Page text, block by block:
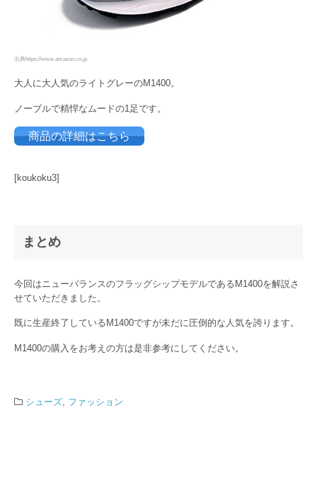
出典https://www.amazon.co.jp
大人に大人気のライトグレーのM1400。
ノーブルで精悍なムードの1足です。
商品の詳細はこちら
[koukoku3]
まとめ
今回はニューバランスのフラッグシップモデルであるM1400を解説さ
せていただきました。
既に生産終了しているM1400ですが未だに圧倒的な人気を誇ります。
M1400の購入をお考えの方は是非参考にしてください。
シューズ ファッション